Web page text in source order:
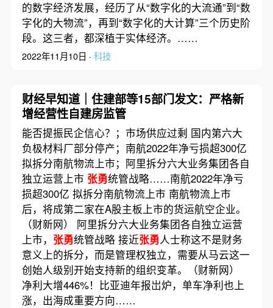
的数字经济发展，经历了从“数字化的大流通”到“数
字化的大物流”，再到“数字化的大计算”三个历史阶
段。这三者，都深植于实体经济。……
2022年11月10日 · 科技
财经早知道｜住建部等15部门发文：严格新
增经营性自建房监管
能否提振民企信心？；市场供应过剩 国内第六大
负极材料厂部分停产；南航2022年净亏损超300亿
拟拆分南航物流上市；阿里拆分六大业务集团各自
独立运营上市 张勇统管战略……南航2022年净亏
损超300亿 拟拆分南航物流上市 南航物流上市
后，将成第二家在A股主板上市的货运航空企业。
（财新网） 阿里拆分六大业务集团各自独立运营
上市， 张勇统管战略 接近张勇人士称这不是财务
意义上的拆分，而是管理权独立，需要从马云这一
创始人级别开始支持新的组织变革。（财新网）
净利大增446%！比亚迪年报岀炉，单车净利也上
涨，出海成重要方向……